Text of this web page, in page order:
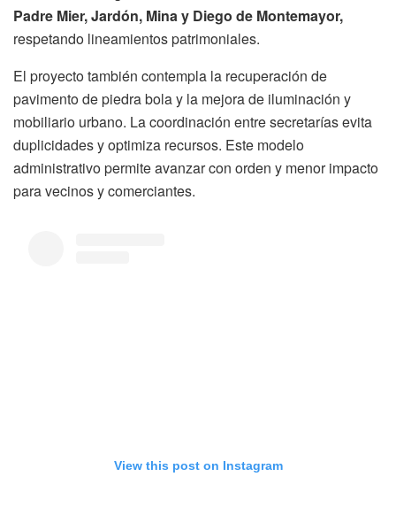
Padre Mier, Jardón, Mina y Diego de Montemayor,
respetando lineamientos patrimoniales.
El proyecto también contempla la recuperación de
pavimento de piedra bola y la mejora de iluminación y
mobiliario urbano. La coordinación entre secretarías evita
duplicidades y optimiza recursos. Este modelo
administrativo permite avanzar con orden y menor impacto
para vecinos y comerciantes.
View this post on Instagram